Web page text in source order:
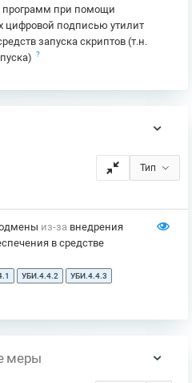
программ при помощи
цифровой подписью утилит
запуска скриптов (т.н.
?
Тип
из-за внедрения
в средстве
УБИ.4.4.2
УБИ.4.4.3
меры